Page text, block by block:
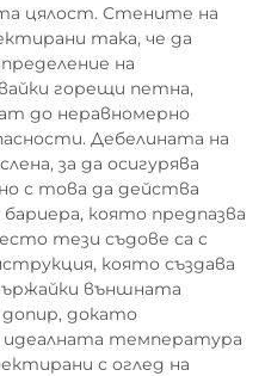
цялост. Стените на
така, че да
на
горещи петна,
до неравномерно
Дебелината на
за да осигурява
с това да действа
която предпазва
тези съдове са с
която създава
външната
докато
температура
с оглед на